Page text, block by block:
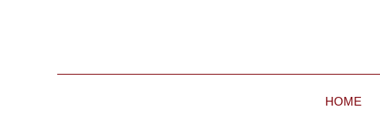
HOME